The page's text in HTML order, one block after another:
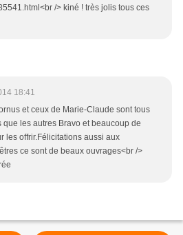
/> kiné ! très jolis tous ces
18:41
et ceux de Marie-Claude sont tous
que les autres Bravo et beaucoup de
les offrir.Félicitations aussi aux
ce sont de beaux ouvrages<br />